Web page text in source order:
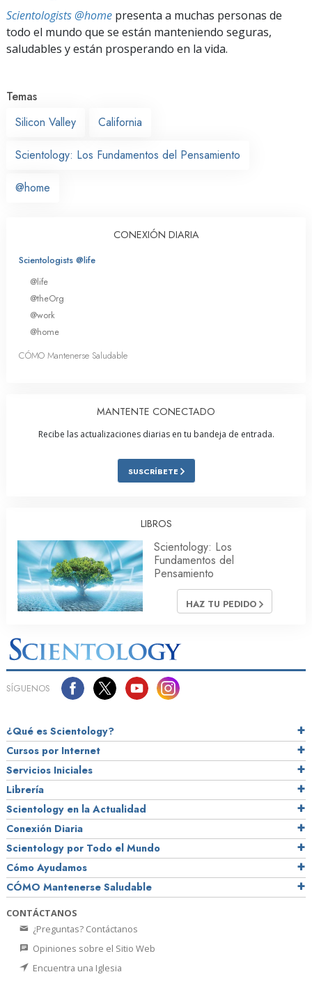
Scientologists @home presenta a muchas personas de
todo el mundo que se están manteniendo seguras,
saludables y están prosperando en la vida.
Temas
Silicon Valley
California
Scientology: Los Fundamentos del Pensamiento
@home
CONEXIÓN DIARIA
Scientologists @life
@life
@theOrg
@work
@home
CÓMO Mantenerse Saludable
MANTENTE CONECTADO
Recibe las actualizaciones diarias en tu bandeja de entrada.
SUSCRÍBETE
LIBROS
Scientology: Los
Fundamentos del
Pensamiento
HAZ TU PEDIDO
SÍGUENOS
¿Qué es Scientology?
Cursos por Internet
Servicios Iniciales
Librería
Scientology en la Actualidad
Conexión Diaria
Scientology por Todo el Mundo
Cómo Ayudamos
CÓMO Mantenerse Saludable
CONTÁCTANOS
¿Preguntas? Contáctanos
Opiniones sobre el Sitio Web
Encuentra una Iglesia